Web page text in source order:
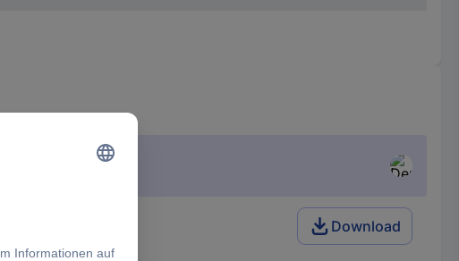
Download